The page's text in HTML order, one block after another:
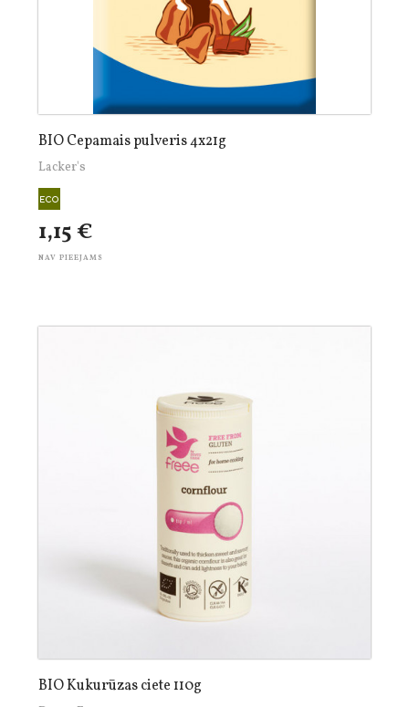
BIO Cepamais pulveris 4x21g
Lacker's
1,15 €
NAV PIEEJAMS
BIO Kukurūzas ciete 110g